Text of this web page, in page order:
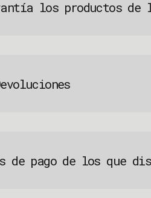
los productos de
de pago de los que